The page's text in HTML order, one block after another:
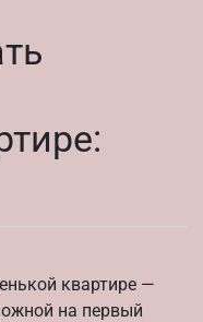
квартире —
на первый